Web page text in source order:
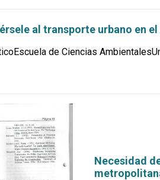
al transporte urbano en
de Ciencias
Necesidad